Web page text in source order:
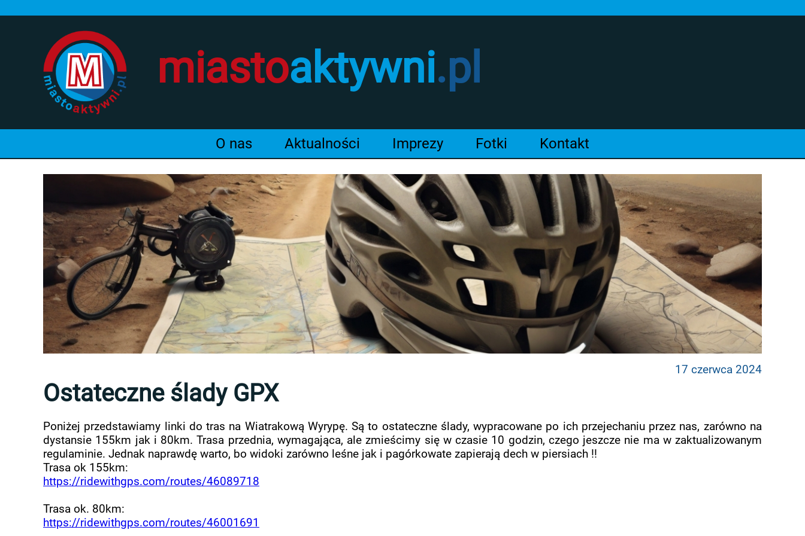
miastoaktywni.pl
O nas Aktualności Imprezy Fotki Kontakt
17 czerwca 2024
Ostateczne ślady GPX
Poniżej przedstawiamy linki do tras na Wiatrakową Wyrypę. Są to ostateczne ślady, wypracowane po ich przejechaniu przez nas, zarówno na
dystansie 155km jak i 80km. Trasa przednia, wymagająca, ale zmieścimy się w czasie 10 godzin, czego jeszcze nie ma w zaktualizowanym
regulaminie. Jednak naprawdę warto, bo widoki zarówno leśne jak i pagórkowate zapierają dech w piersiach !!
Trasa ok 155km:
https://ridewithgps.com/routes/46089718
Trasa ok. 80km:
https://ridewithgps.com/routes/46001691